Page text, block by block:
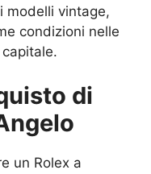
modelli vintage,
condizioni nelle
di
un Rolex a